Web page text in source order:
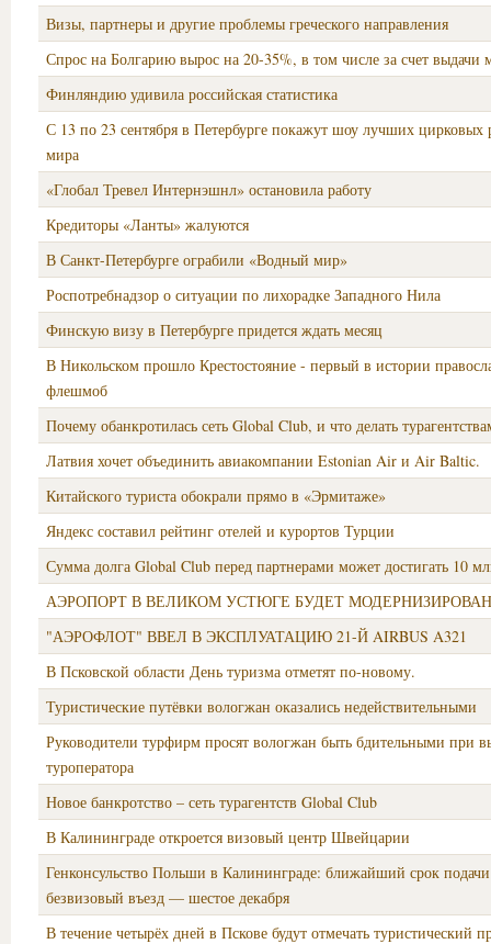
Визы, партнеры и другие проблемы греческого направления
Спрос на Болгарию вырос на 20-35%, в том числе за счет выдачи
Финляндию удивила российская статистика
С 13 по 23 сентября в Петербурге покажут шоу лучших цирковых
мира
«Глобал Тревел Интернэшнл» остановила работу
Кредиторы «Ланты» жалуются
В Санкт-Петербурге ограбили «Водный мир»
Роспотребнадзор о ситуации по лихорадке Западного Нила
Финскую визу в Петербурге придется ждать месяц
В Никольском прошло Крестостояние - первый в истории
флешмоб
Почему обанкротилась сеть Global Club, и что делать
Латвия хочет объединить авиакомпании Estonian Air и Air Baltic.
Китайского туриста обокрали прямо в «Эрмитаже»
Яндекс составил рейтинг отелей и курортов Турции
Сумма долга Global Club перед партнерами может достигать 10
АЭРОПОРТ В ВЕЛИКОМ УСТЮГЕ БУДЕТ МОДЕРНИЗИРОВАН
"АЭРОФЛОТ" ВВЕЛ В ЭКСПЛУАТАЦИЮ 21-Й AIRBUS A321
В Псковской области День туризма отметят по-новому.
Туристические путёвки вологжан оказались недействительными
Руководители турфирм просят вологжан быть бдительными при
туроператора
Новое банкротство – сеть турагентств Global Club
В Калининграде откроется визовый центр Швейцарии
Генконсульство Польши в Калининграде: ближайший срок
безвизовый въезд — шестое декабря
В течение четырёх дней в Пскове будут отмечать туристический